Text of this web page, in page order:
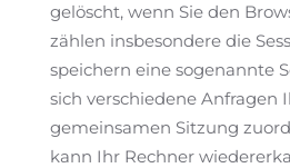
gelöscht, wenn Sie den
zählen insbesondere die
speichern eine sogenannte
sich verschiedene Anfragen
gemeinsamen Sitzung
kann Ihr Rechner